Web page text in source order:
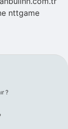
nttgame
?